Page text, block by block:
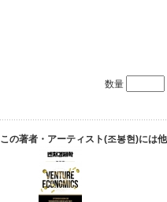
数量
この著者・アーティスト(조봉현)には